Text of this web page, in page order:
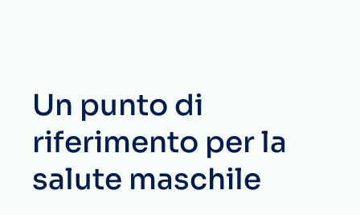
Un punto di
riferimento per la
salute maschile